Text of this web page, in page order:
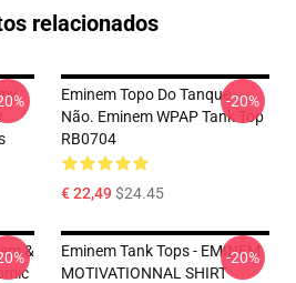
relacionados
Eminem Topo Do Tanque -
Não. Eminem WPAP Tank Top
RB0704
€ 22,49$24.45
-20%
&
Eminem Tank Tops - EMINEM
MOTIVATIONNAL SHIRT
-20%